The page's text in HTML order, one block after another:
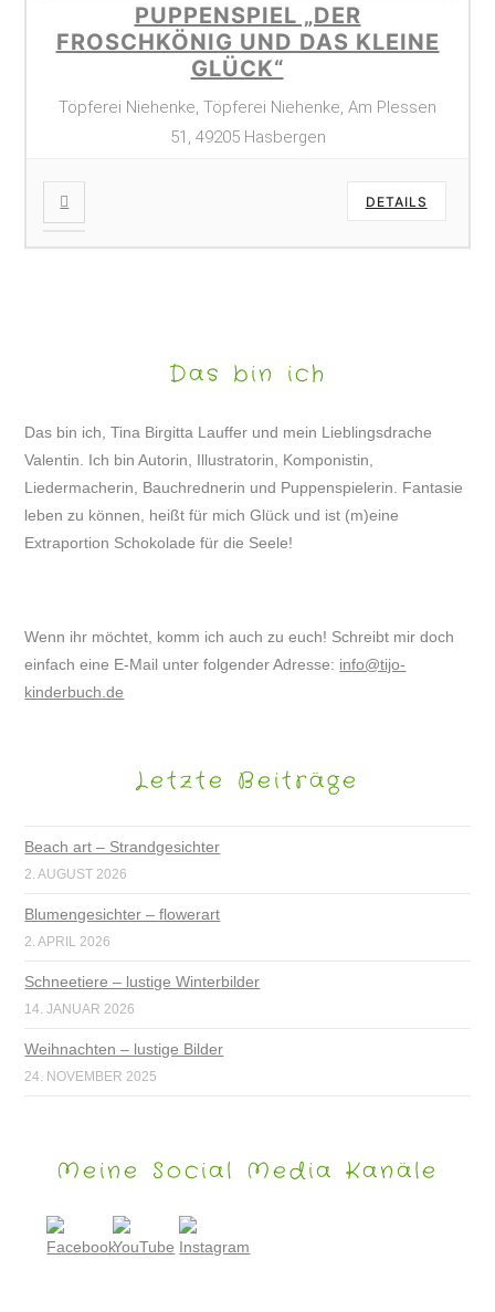
PUPPENSPIEL „DER
FROSCHKÖNIG UND DAS KLEINE
GLÜCK“
Töpferei Niehenke, Töpferei Niehenke, Am Plessen
51, 49205 Hasbergen
DETAILS
Das bin ich
Das bin ich, Tina Birgitta Lauffer und mein Lieblingsdrache
Valentin. Ich bin Autorin, Illustratorin, Komponistin,
Liedermacherin, Bauchrednerin und Puppenspielerin. Fantasie
leben zu können, heißt für mich Glück und ist (m)eine
Extraportion Schokolade für die Seele!
Wenn ihr möchtet, komm ich auch zu euch! Schreibt mir doch
einfach eine E-Mail unter folgender Adresse: info@tijo-
kinderbuch.de
Letzte Beiträge
Beach art – Strandgesichter
2. AUGUST 2026
Blumengesichter – flowerart
2. APRIL 2026
Schneetiere – lustige Winterbilder
14. JANUAR 2026
Weihnachten – lustige Bilder
24. NOVEMBER 2025
Meine Social Media Kanäle